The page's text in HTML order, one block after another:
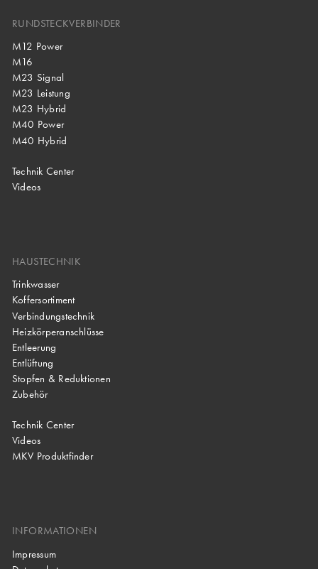
RUNDSTECKVERBINDER
M12 Power
M16
M23 Signal
M23 Leistung
M23 Hybrid
M40 Power
M40 Hybrid
Technik Center
Videos
HAUSTECHNIK
Trinkwasser
Koffersortiment
Verbindungstechnik
Heizkörperanschlüsse
Entleerung
Entlüftung
Stopfen & Reduktionen
Zubehör
Technik Center
Videos
MKV Produktfinder
INFORMATIONEN
Impressum